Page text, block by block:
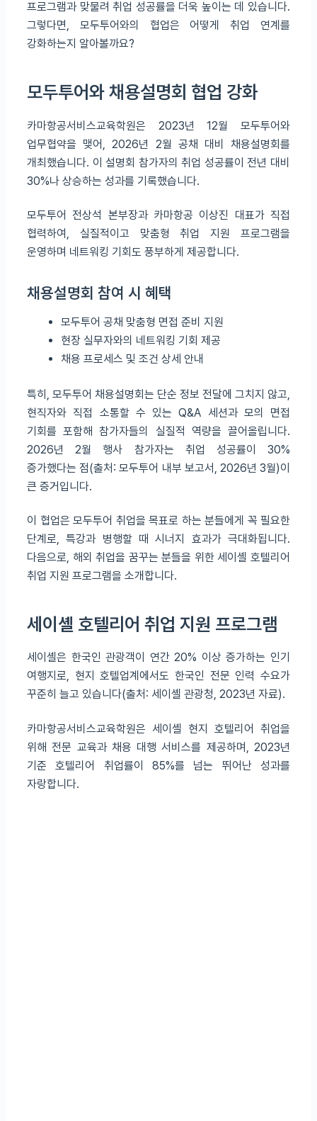
프로그램과 맞물려 취업 성공률을 더욱 높이는 데 있습니다.
그렇다면, 모두투어와의 협업은 어떻게 취업 연계를
강화하는지 알아볼까요?
모두투어와 채용설명회 협업 강화
카마항공서비스교육학원은 2023년 12월 모두투어와
업무협약을 맺어, 2026년 2월 공채 대비 채용설명회를
개최했습니다. 이 설명회 참가자의 취업 성공률이 전년 대비
30%나 상승하는 성과를 기록했습니다.
모두투어 전상석 본부장과 카마항공 이상진 대표가 직접
협력하여, 실질적이고 맞춤형 취업 지원 프로그램을
운영하며 네트워킹 기회도 풍부하게 제공합니다.
채용설명회 참여 시 혜택
모두투어 공채 맞춤형 면접 준비 지원
현장 실무자와의 네트워킹 기회 제공
채용 프로세스 및 조건 상세 안내
특히, 모두투어 채용설명회는 단순 정보 전달에 그치지 않고,
현직자와 직접 소통할 수 있는 Q&A 세션과 모의 면접
기회를 포함해 참가자들의 실질적 역량을 끌어올립니다.
2026년 2월 행사 참가자는 취업 성공률이 30%
증가했다는 점(출처: 모두투어 내부 보고서, 2026년 3월)이
큰 증거입니다.
이 협업은 모두투어 취업을 목표로 하는 분들에게 꼭 필요한
단계로, 특강과 병행할 때 시너지 효과가 극대화됩니다.
다음으로, 해외 취업을 꿈꾸는 분들을 위한 세이셸 호텔리어
취업 지원 프로그램을 소개합니다.
세이셸 호텔리어 취업 지원 프로그램
세이셸은 한국인 관광객이 연간 20% 이상 증가하는 인기
여행지로, 현지 호텔업계에서도 한국인 전문 인력 수요가
꾸준히 늘고 있습니다(출처: 세이셸 관광청, 2023년 자료).
카마항공서비스교육학원은 세이셸 현지 호텔리어 취업을
위해 전문 교육과 채용 대행 서비스를 제공하며, 2023년
기준 호텔리어 취업률이 85%를 넘는 뛰어난 성과를
자랑합니다.